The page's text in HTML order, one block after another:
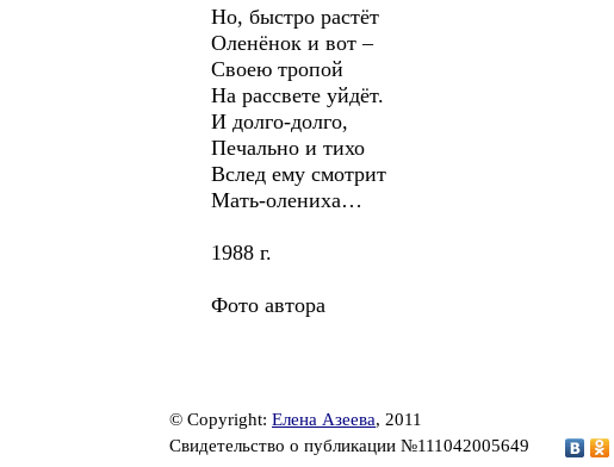
Но, быстро растёт
Оленёнок и вот –
Своею тропой
На рассвете уйдёт.
И долго-долго,
Печально и тихо
Вслед ему смотрит
Мать-олениха…
1988 г.
Фото автора
© Copyright: Елена Азеева, 2011
Свидетельство о публикации №111042005649